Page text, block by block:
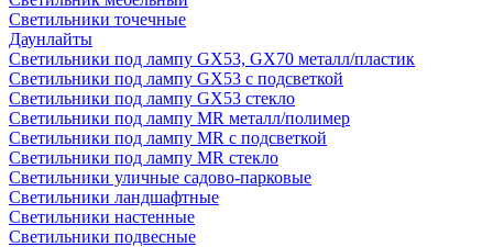
Светильники точечные
Даунлайты
Светильники под лампу GX53, GX70 металл/пластик
Светильники под лампу GX53 с подсветкой
Светильники под лампу GX53 стекло
Светильники под лампу MR металл/полимер
Светильники под лампу MR с подсветкой
Светильники под лампу MR стекло
Светильники уличные садово-парковые
Светильники ландшафтные
Светильники настенные
Светильники подвесные